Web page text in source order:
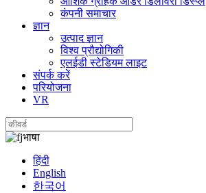
कंपनी समाचार
ज्ञान
उत्पाद ज्ञान
विश्व प्रौद्योगिकी
एलईडी स्टेडियम लाइट
संपर्क करें
परियोजना
VR
भाषा
हिंदी
English
한국어